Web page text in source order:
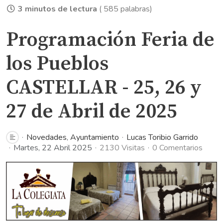
3 minutos de lectura ( 585 palabras)
Programación Feria de
los Pueblos
CASTELLAR - 25, 26 y
27 de Abril de 2025
Novedades Ayuntamiento
Lucas Toribio Garrido
Martes, 22 Abril 2025
2130 Visitas 0 Comentarios